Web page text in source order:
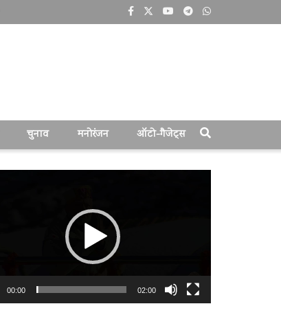
चुनाव मनोरंजन ऑटो-गैजेट्स
00:00 02:00